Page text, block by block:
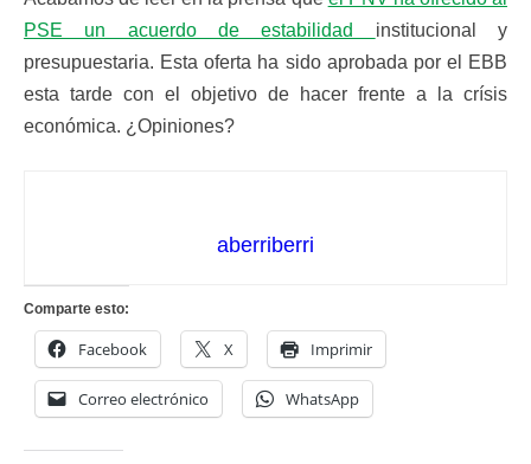
PSE un acuerdo de estabilidad institucional y
presupuestaria. Esta oferta ha sido aprobada por el EBB
esta tarde con el objetivo de hacer frente a la crísis
económica. ¿Opiniones?
aberriberri
Comparte esto:
Facebook X Imprimir
Correo electrónico WhatsApp